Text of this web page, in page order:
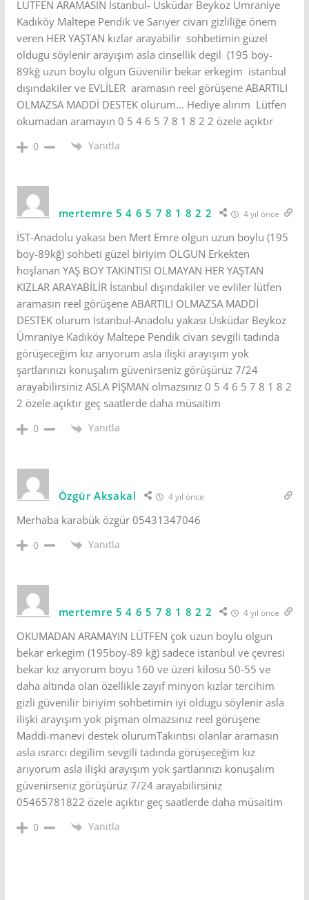
LÜTFEN ARAMASIN İstanbul- Üsküdar Beykoz Ümraniye
Kadıköy Maltepe Pendik ve Sarıyer civarı gizliliğe önem
veren HER YAŞTAN kızlar arayabilir sohbetimin güzel
oldugu söylenir arayışım asla cinsellik degil (195 boy-
89kğ uzun boylu olgun Güvenilir bekar erkegim istanbul
dışındakiler ve EVLİLER aramasın reel görüşene ABARTILI
OLMAZSA MADDİ DESTEK olurum… Hediye alırım Lütfen
okumadan aramayın 0 5 4 6 5 7 8 1 8 2 2 özele açıktır
0 Yanıtla
mertemre 5 4 6 5 7 8 1 8 2 2 4 yıl önce
İST-Anadolu yakası ben Mert Emre olgun uzun boylu (195
boy-89kğ) sohbeti güzel biriyim OLGUN Erkekten
hoşlanan YAŞ BOY TAKINTISI OLMAYAN HER YAŞTAN
KIZLAR ARAYABİLİR İstanbul dışındakiler ve evliler lütfen
aramasın reel görüşene ABARTILI OLMAZSA MADDİ
DESTEK olurum İstanbul-Anadolu yakası Üsküdar Beykoz
Ümraniye Kadıköy Maltepe Pendik civarı sevgili tadında
görüşeceğim kız arıyorum asla ilişki arayışım yok
şartlarınızı konuşalım güvenirseniz görüşürüz 7/24
arayabilirsiniz ASLA PİŞMAN olmazsınız 0 5 4 6 5 7 8 1 8 2
2 özele açıktır geç saatlerde daha müsaitim
0 Yanıtla
Özgür Aksakal 4 yıl önce
Merhaba karabük özgür 05431347046
0 Yanıtla
mertemre 5 4 6 5 7 8 1 8 2 2 4 yıl önce
OKUMADAN ARAMAYIN LÜTFEN çok uzun boylu olgun
bekar erkegim (195boy-89 kğ) sadece istanbul ve çevresi
bekar kız arıyorum boyu 160 ve üzeri kilosu 50-55 ve
daha altında olan özellikle zayıf minyon kızlar tercihim
gizli güvenilir biriyim sohbetimin iyi oldugu söylenir asla
ilişki arayışım yok pişman olmazsınız reel görüşene
Maddi-manevi destek olurumTakıntısı olanlar aramasın
asla ısrarcı degilim sevgili tadında görüşeceğim kız
arıyorum asla ilişki arayışım yok şartlarınızı konuşalım
güvenirseniz görüşürüz 7/24 arayabilirsiniz
05465781822 özele açıktır geç saatlerde daha müsaitim
0 Yanıtla